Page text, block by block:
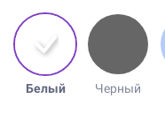
Белый Черный